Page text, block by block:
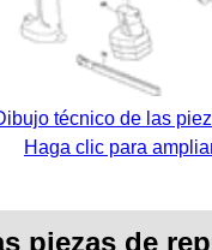
técnico de las
Haga clic para
piezas de